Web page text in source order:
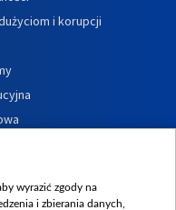
i korupcji
wyrazić zgody na
i zbierania danych,